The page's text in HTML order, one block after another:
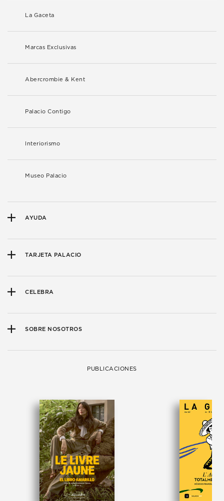
La Gaceta
Marcas Exclusivas
Abercrombie & Kent
Palacio Contigo
Interiorismo
Museo Palacio
AYUDA
TARJETA PALACIO
CELEBRA
SOBRE NOSOTROS
PUBLICACIONES